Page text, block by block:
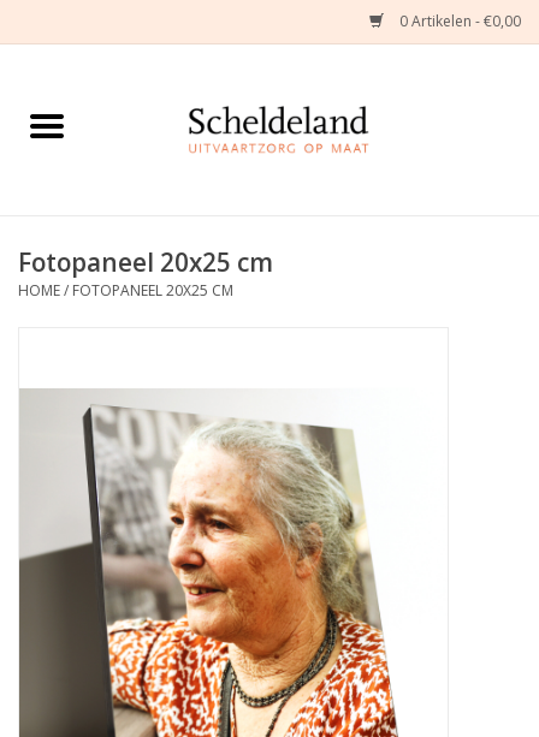
0 Artikelen - €0,00
Home
Herinneringsjuwelen
Troostartikelen
Bloemenabonnement
Kleine asdragers
Grafdecoratie
Naar website SCHELDE.LAND
Fotopaneel 20x25 cm
HOME/ FOTOPANEEL 20X25 CM